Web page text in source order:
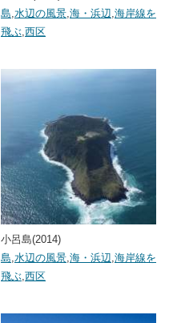
島,水辺の風景,海・浜辺,海岸線を
飛ぶ,西区
小呂島(2014)
島,水辺の風景,海・浜辺,海岸線を
飛ぶ,西区